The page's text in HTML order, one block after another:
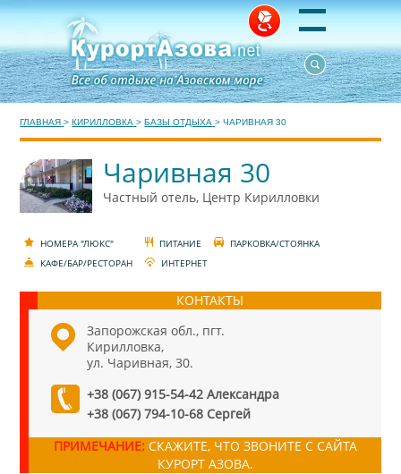
ГЛАВНАЯ >КИРИЛЛОВКА >БАЗЫ ОТДЫХА >ЧАРИВНАЯ 30
Чаривная 30
Частный отель, Центр Кирилловки
НОМЕРА "ЛЮКС" ПИТАНИЕ
ПАРКОВКА/СТОЯНКА
КАФЕ/БАР/РЕСТОРАН
ИНТЕРНЕТ
КОНТАКТЫ
Запорожская обл., пгт.
Кирилловка,
ул. Чаривная, 30.
+38 (067) 915-54-42 Александра
+38 (067) 794-10-68 Сергей
ПРИМЕЧАНИЕ:СКАЖИТЕ, ЧТО ЗВОНИТЕ С САЙТА
КУРОРТ АЗОВА.